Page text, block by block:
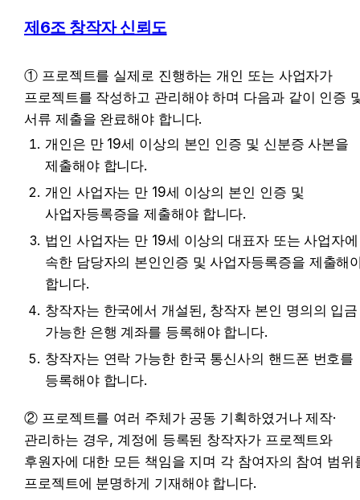
제6조 창작자 신뢰도
① 프로젝트를 실제로 진행하는 개인 또는 사업자가
프로젝트를 작성하고 관리해야 하며 다음과 같이 인증
서류 제출을 완료해야 합니다.
개인은 만 19세 이상의 본인 인증 및 신분증 사본을
제출해야 합니다.
개인 사업자는 만 19세 이상의 본인 인증 및
사업자등록증을 제출해야 합니다.
법인 사업자는 만 19세 이상의 대표자 또는 사업자에
속한 담당자의 본인인증 및 사업자등록증을 제출해
합니다.
창작자는 한국에서 개설된, 창작자 본인 명의의 입금
가능한 은행 계좌를 등록해야 합니다.
창작자는 연락 가능한 한국 통신사의 핸드폰 번호를
등록해야 합니다.
② 프로젝트를 여러 주체가 공동 기획하였거나 제작·
관리하는 경우, 계정에 등록된 창작자가 프로젝트와
후원자에 대한 모든 책임을 지며 각 참여자의 참여 범위
프로젝트에 분명하게 기재해야 합니다.